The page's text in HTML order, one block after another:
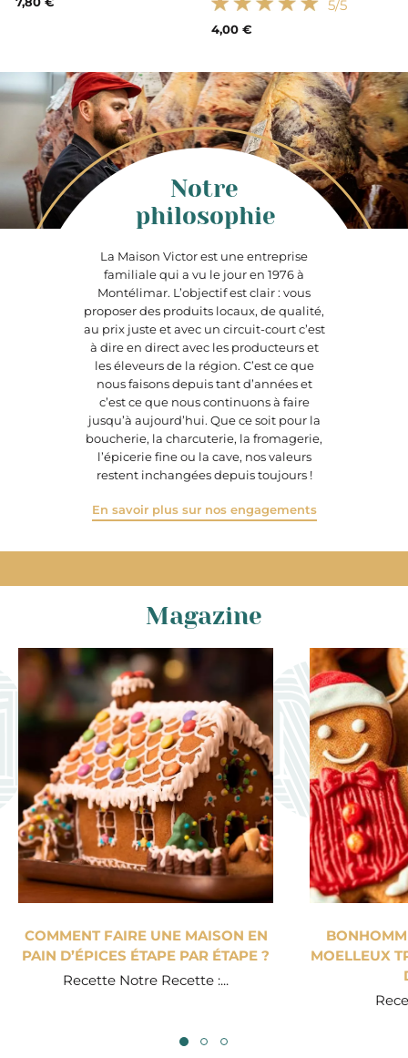
5/5
4,00 €
La Maison Victor est une entreprise
familiale qui a vu le jour en 1976 à
Montélimar. L’objectif est clair : vous
proposer des produits locaux, de qualité,
au prix juste et avec un circuit-court c’est
à dire en direct avec les producteurs et
les éleveurs de la région. C’est ce que
nous faisons depuis tant d’années et
c’est ce que nous continuons à faire
jusqu’à aujourd’hui. Que ce soit pour la
boucherie, la charcuterie, la fromagerie,
l’épicerie fine ou la cave, nos valeurs
restent inchangées depuis toujours !
En savoir plus sur nos engagements
Notre
philosophie
Magazine
COMMENT FAIRE UNE MAISON EN
PAIN D’ÉPICES ÉTAPE PAR ÉTAPE ?
Recette Notre Recette :...
MOELLEUX